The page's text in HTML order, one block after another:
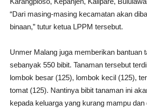
“Dari masing-masing kecamatan akan
binaan,” tutur ketua LPPM tersebut.
Unmer Malang juga memberikan bantuan
sebanyak 550 bibit. Tanaman tersebut
lombok besar (125), lombok kecil (125),
tomat (125). Nantinya bibit tanaman ini
kepada keluarga yang kurang mampu dan